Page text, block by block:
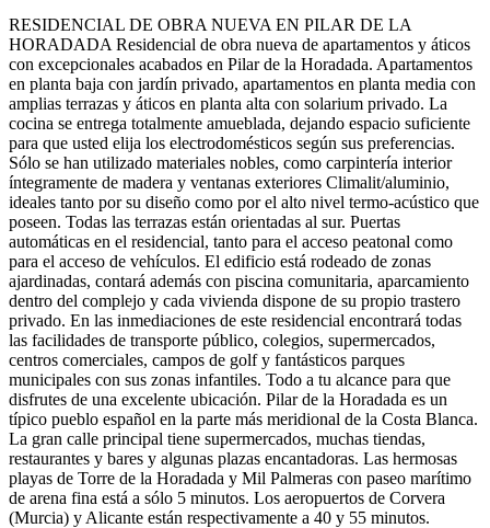
RESIDENCIAL DE OBRA NUEVA EN PILAR DE LA
HORADADA Residencial de obra nueva de apartamentos y áticos
con excepcionales acabados en Pilar de la Horadada. Apartamentos
en planta baja con jardín privado, apartamentos en planta media con
amplias terrazas y áticos en planta alta con solarium privado. La
cocina se entrega totalmente amueblada, dejando espacio suficiente
para que usted elija los electrodomésticos según sus preferencias.
Sólo se han utilizado materiales nobles, como carpintería interior
íntegramente de madera y ventanas exteriores Climalit/aluminio,
ideales tanto por su diseño como por el alto nivel termo-acústico que
poseen. Todas las terrazas están orientadas al sur. Puertas
automáticas en el residencial, tanto para el acceso peatonal como
para el acceso de vehículos. El edificio está rodeado de zonas
ajardinadas, contará además con piscina comunitaria, aparcamiento
dentro del complejo y cada vivienda dispone de su propio trastero
privado. En las inmediaciones de este residencial encontrará todas
las facilidades de transporte público, colegios, supermercados,
centros comerciales, campos de golf y fantásticos parques
municipales con sus zonas infantiles. Todo a tu alcance para que
disfrutes de una excelente ubicación. Pilar de la Horadada es un
típico pueblo español en la parte más meridional de la Costa Blanca.
La gran calle principal tiene supermercados, muchas tiendas,
restaurantes y bares y algunas plazas encantadoras. Las hermosas
playas de Torre de la Horadada y Mil Palmeras con paseo marítimo
de arena fina está a sólo 5 minutos. Los aeropuertos de Corvera
(Murcia) y Alicante están respectivamente a 40 y 55 minutos.